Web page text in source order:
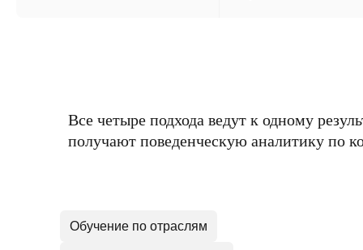
Все четыре подхода ведут к одному
получают поведенческую аналитику по
Обучение по отраслям